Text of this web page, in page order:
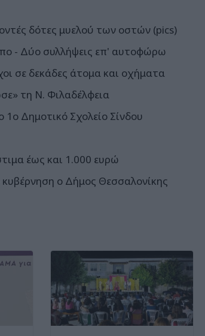
δότες μυελού των οστών (pics)
- Δύο συλλήψεις επ' αυτοφώρω
σε δεκάδες άτομα και οχήματα
τη Ν. Φιλαδέλφεια
Δημοτικό Σχολείο Σίνδου
έως και 1.000 ευρώ
ο Δήμος Θεσσαλονίκης